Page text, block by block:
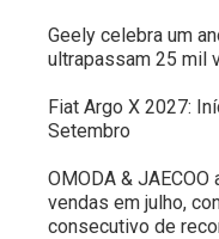
Geely celebra um
ultrapassam 25 mil
Fiat Argo X 2027:
Setembro
OMODA &
vendas em julho,
consecutivo de